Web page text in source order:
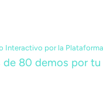
Interactivo por la Plataforma
de 80 demos por